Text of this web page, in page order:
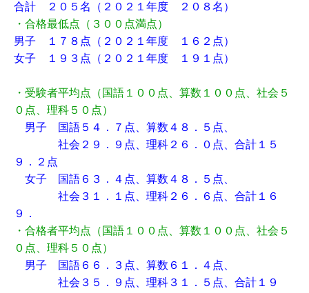
合計 ２０５名（２０２１年度 ２０８名）
・合格最低点（３００点満点）
男子 １７８点（２０２１年度 １６２点）
女子 １９３点（２０２１年度 １９１点）
・受験者平均点（国語１００点、算数１００点、社会５
０点、理科５０点）
男子 国語５４．７点、算数４８．５点、
社会２９．９点、理科２６．０点、合計１５
９．２点
女子 国語６３．４点、算数４８．５点、
社会３１．１点、理科２６．６点、合計１６
９．
・合格者平均点（国語１００点、算数１００点、社会５
０点、理科５０点）
男子 国語６６．３点、算数６１．４点、
社会３５．９点、理科３１．５点、合計１９